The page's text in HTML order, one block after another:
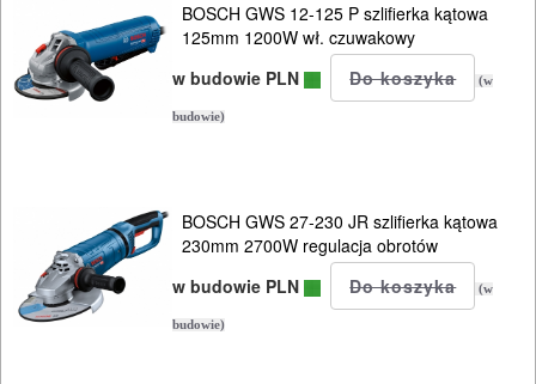
BOSCH GWS 12-125 P szlifierka kątowa
125mm 1200W wł. czuwakowy
w budowie PLN
(w
budowie)
BOSCH GWS 27-230 JR szlifierka kątowa
230mm 2700W regulacja obrotów
w budowie PLN
(w
budowie)